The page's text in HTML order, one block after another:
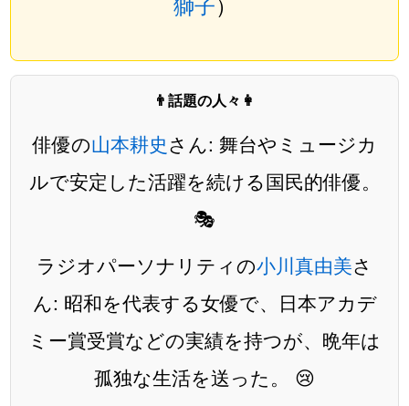
👨話題の人々👩
俳優の山本耕史さん: 舞台やミュージカ
ルで安定した活躍を続ける国民的俳優。
🎭
ラジオパーソナリティの小川真由美さ
ん: 昭和を代表する女優で、日本アカデ
ミー賞受賞などの実績を持つが、晩年は
孤独な生活を送った。 😢